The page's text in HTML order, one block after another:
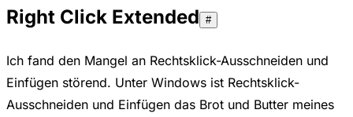
Right Click Extended #
Ich fand den Mangel an Rechtsklick-Ausschneiden und
Einfügen störend. Unter Windows ist Rechtsklick-
Ausschneiden und Einfügen das Brot und Butter meines